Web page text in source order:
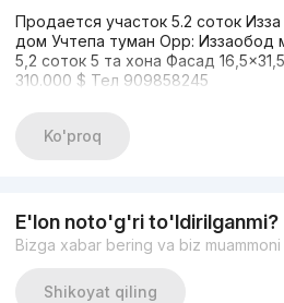
Продается участок 5.2 соток
дом Учтепа туман Орр: Иззаобод
5,2 соток 5 та хона Фасад
310.000 $ Тел 909858245
Ko'proq
E'lon noto'g'ri to'ldirilganmi?
Bizga xabar bering va biz muammoni
Shikoyat qiling